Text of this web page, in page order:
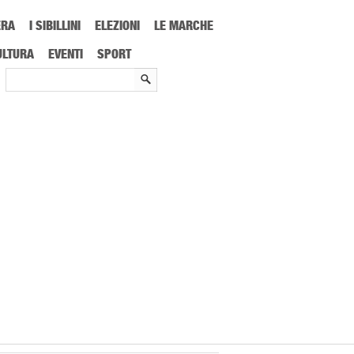
I SIBILLINI ELEZIONI
LE MARCHE
EVENTI SPORT